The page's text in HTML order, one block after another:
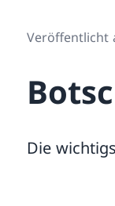
Veröffentlicht
Die